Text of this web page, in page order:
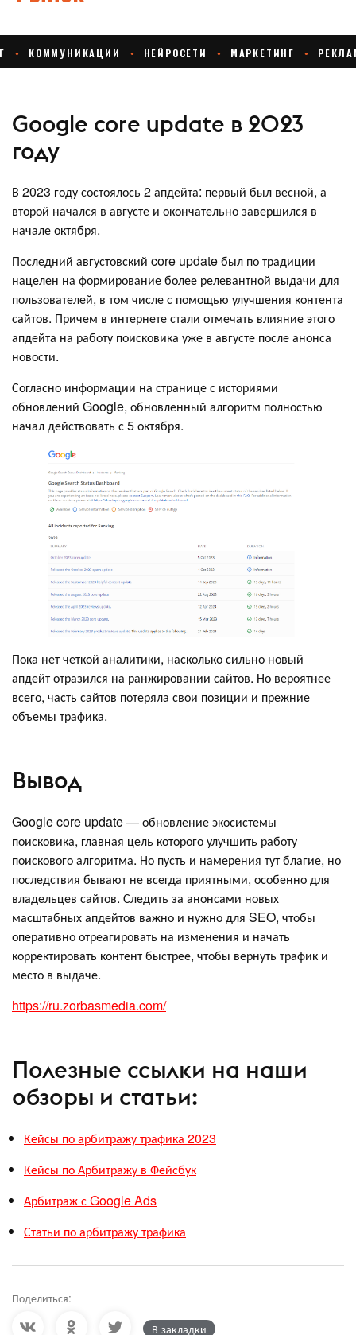
Google core update в 2023
году
В 2023 году состоялось 2 апдейта: первый был весной, а
второй начался в августе и окончательно завершился в
начале октября.
Последний августовский core update был по традиции
нацелен на формирование более релевантной выдачи для
пользователей, в том числе с помощью улучшения контента
сайтов. Причем в интернете стали отмечать влияние этого
апдейта на работу поисковика уже в августе после анонса
новости.
Согласно информации на странице с историями
обновлений Google, обновленный алгоритм полностью
начал действовать с 5 октября.
Пока нет четкой аналитики, насколько сильно новый
апдейт отразился на ранжировании сайтов. Но вероятнее
всего, часть сайтов потеряла свои позиции и прежние
объемы трафика.
Вывод
Google core update — обновление экосистемы
поисковика, главная цель которого улучшить работу
поискового алгоритма. Но пусть и намерения тут благие, но
последствия бывают не всегда приятными, особенно для
владельцев сайтов. Следить за анонсами новых
масштабных апдейтов важно и нужно для SEO, чтобы
оперативно отреагировать на изменения и начать
корректировать контент быстрее, чтобы вернуть трафик и
место в выдаче.
https://ru.zorbasmedia.com/
Полезные ссылки на наши
обзоры и статьи:
Кейсы по арбитражу трафика 2023
Кейсы по Арбитражу в Фейсбук
Арбитраж с Google Ads
Статьи по арбитражу трафика
Поделиться:
В закладки